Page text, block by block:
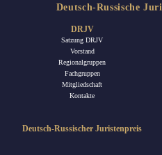
Deutsch-Russische
DRJV
Satzung DRJV
Vorstand
Regionalgruppen
Fachgruppen
Mitgliedschaft
Kontakte
Deutsch-Russischer Juristenpreis